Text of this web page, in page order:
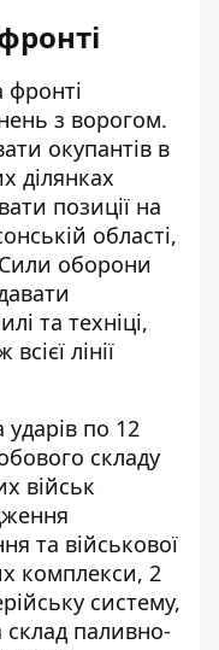
з ворогом.
окупантів в
ділянках
позиції на
області,
оборони
та техніці,
лінії
ударів по 12
складу
військ
та військової
комплекси, 2
систему,
склад паливно-